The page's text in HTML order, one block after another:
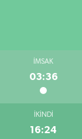
İMSAK
03:36
İKINDI
16:24